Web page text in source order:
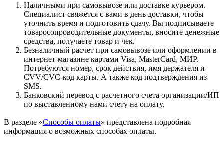
Наличными при самовывозе или доставке курьером.
Специалист свяжется с вами в день доставки, чтобы
уточнить время и подготовить сдачу. Вы подписываете
товаросопроводительные документы, вносите денежные
средства, получаете товар и чек.
Безналичный расчет при самовывозе или оформлении в
интернет-магазине картами Visa, MasterCard, МИР.
Потребуются номер, срок действия, имя держателя и
CVV/CVC-код карты. А также код подтверждения из
SMS.
Банковский перевод с расчетного счета организации/ИП
по выставленному нами счету на оплату.
В разделе «Способы оплаты» представлена подробная
информация о возможных способах оплаты.